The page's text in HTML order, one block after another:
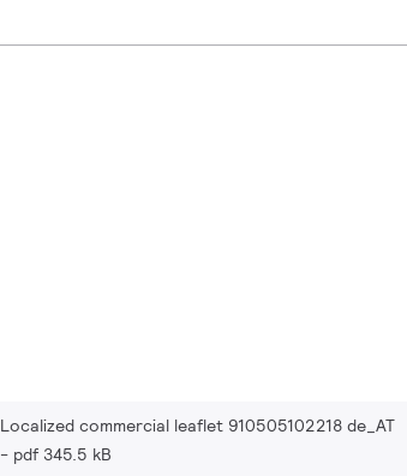
Localized commercial leaflet 910505102218 de_AT
pdf 345.5 kB